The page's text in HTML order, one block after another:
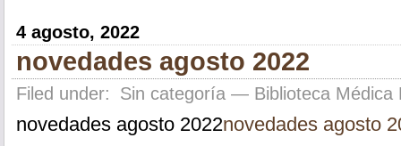
4 agosto, 2022
novedades agosto 2022
Filed under: Sin categoría— Biblioteca Médica
novedades agosto 2022novedades agosto